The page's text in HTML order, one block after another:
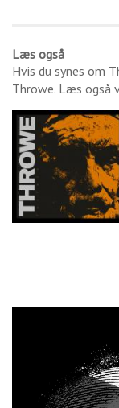
Læs også
Hvis du synes om
Throwe. Læs også